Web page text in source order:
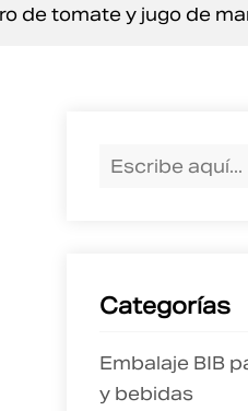
de tomate y jugo de
Categorías
Embalaje BIB
y bebidas